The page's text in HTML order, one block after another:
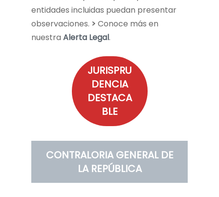
entidades incluidas puedan presentar
observaciones. > Conoce más en
nuestra Alerta Legal.
JURISPRU
DENCIA
DESTACA
BLE
CONTRALORIA GENERAL DE
LA REPÚBLICA